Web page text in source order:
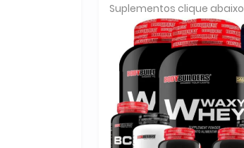
Suplementos clique abaixo